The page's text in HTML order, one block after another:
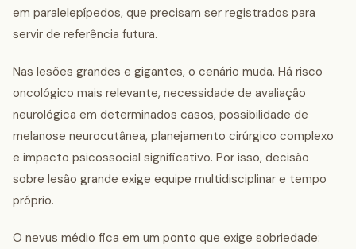
em paralelepípedos, que precisam ser registrados para
servir de referência futura.
Nas lesões grandes e gigantes, o cenário muda. Há risco
oncológico mais relevante, necessidade de avaliação
neurológica em determinados casos, possibilidade de
melanose neurocutânea, planejamento cirúrgico complexo
e impacto psicossocial significativo. Por isso, decisão
sobre lesão grande exige equipe multidisciplinar e tempo
próprio.
O nevus médio fica em um ponto que exige sobriedade: